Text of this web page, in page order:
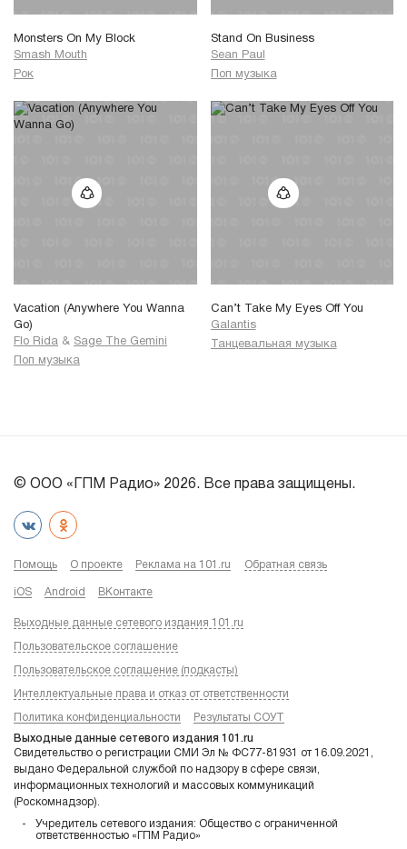
Monsters On My Block
Smash Mouth
Рок
Stand On Business
Sean Paul
Поп музыка
Vacation (Anywhere You Wanna
Go)
Flo Rida & Sage The Gemini
Поп музыка
Can’t Take My Eyes Off You
Galantis
Танцевальная музыка
© ООО «ГПМ Радио» 2026. Все права защищены.
Помощь О проекте Реклама на 101.ru Обратная связь
iOS Android ВКонтакте
Выходные данные сетевого издания 101.ru
Пользовательское соглашение
Пользовательское соглашение (подкасты)
Интеллектуальные права и отказ от ответственности
Политика конфиденциальности Результаты СОУТ
Выходные данные сетевого издания 101.ru
Свидетельство о регистрации СМИ Эл № ФС77-81931 от 16.09.2021,
выдано Федеральной службой по надзору в сфере связи,
информационных технологий и массовых коммуникаций
(Роскомнадзор).
Учредитель сетевого издания: Общество с ограниченной
ответственностью «ГПМ Радио»